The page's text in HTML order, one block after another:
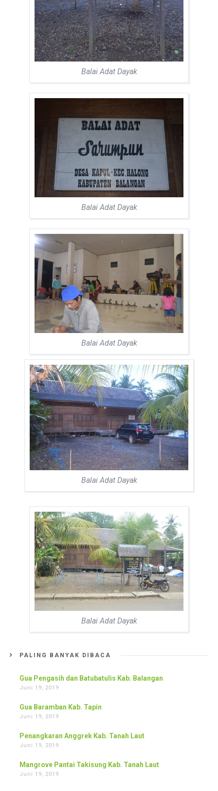
Balai Adat Dayak
Balai Adat Dayak
Balai Adat Dayak
Balai Adat Dayak
Balai Adat Dayak
PALING BANYAK DIBACA
Gua Pengasih dan Batubatulis Kab. Balangan
Juni 19, 2019
Gua Baramban Kab. Tapin
Juni 19, 2019
Penangkaran Anggrek Kab. Tanah Laut
Juni 19, 2019
Mangrove Pantai Takisung Kab. Tanah Laut
Juni 19, 2019